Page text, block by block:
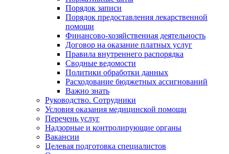
Порядок записи
Порядок предоставления лекарственной
помощи
Финансово-хозяйственная деятельность
Договор на оказание платных услуг
Правила внутреннего распорядка
Сводные ведомости
Политики обработки данных
Расходование бюджетных ассигнований
Важно знать
Руководство. Сотрудники
Условия оказания медицинской помощи
Перечень услуг
Надзорные и контролирующие органы
Вакансии
Целевая подготовка специалистов